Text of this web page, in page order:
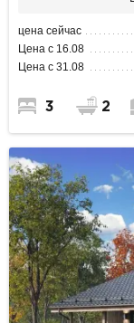
цена сейчас
Цена с 16.08
Цена с 31.08
3 2